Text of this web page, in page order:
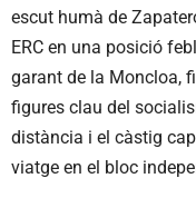
escut humà de
ERC en una posició
garant de la Moncloa,
figures clau del
distància i el càstig
viatge en el bloc